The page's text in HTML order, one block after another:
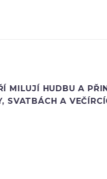
MILUJÍ HUDBU A
SVATBÁCH A